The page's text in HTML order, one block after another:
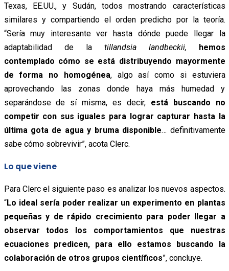
Texas, EE.UU., y Sudán, todos mostrando características
similares y compartiendo el orden predicho por la teoría.
“Sería muy interesante ver hasta dónde puede llegar la
adaptabilidad de la tillandsia landbeckii,
hemos
contemplado cómo se está distribuyendo mayormente
de forma no homogénea, algo así como si estuviera
aprovechando las zonas donde haya más humedad y
separándose de sí misma, es decir, está buscando no
competir con sus iguales para lograr capturar hasta la
última gota de agua y bruma disponible… definitivamente
sabe cómo sobrevivir”, acota Clerc.
Lo que viene
Para Clerc el siguiente paso es analizar los nuevos aspectos.
“Lo ideal sería poder realizar un experimento en plantas
pequeñas y de rápido crecimiento para poder llegar a
observar todos los comportamientos que nuestras
ecuaciones predicen, para ello estamos buscando la
colaboración de otros grupos científicos”, concluye.